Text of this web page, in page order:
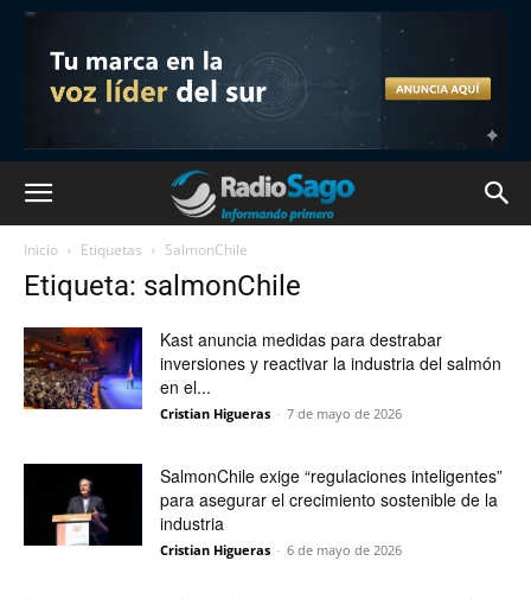
Inicio Etiquetas SalmonChile
Etiqueta: salmonChile
Kast anuncia medidas para destrabar
inversiones y reactivar la industria del salmón
en el...
Cristian Higueras - 7 de mayo de 2026
SalmonChile exige “regulaciones inteligentes”
para asegurar el crecimiento sostenible de la
industria
Cristian Higueras - 6 de mayo de 2026